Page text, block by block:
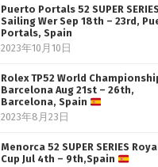
Puerto Portals 52 SUPER SERIES
Sailing Wer Sep 18th – 23rd,
Portals, Spain
2023年10月10日
Rolex TP52 World
Barcelona Aug 21st – 26th,
Barcelona, Spain
2023年8月23日
Menorca 52 SUPER SERIES
Cup Jul 4th – 9th,Spain